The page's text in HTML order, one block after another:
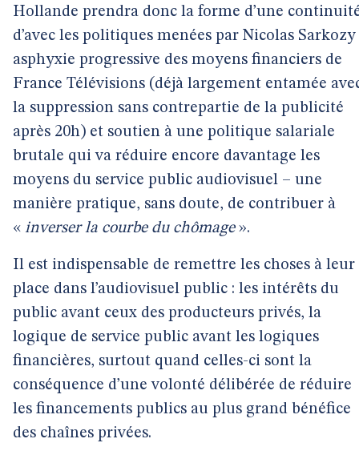
Hollande prendra donc la forme d’une
d’avec les politiques menées par Nicolas Sarkozy
asphyxie progressive des moyens financiers de
France Télévisions (déjà largement entamée
la suppression sans contrepartie de la publicité
après 20h) et soutien à une politique salariale
brutale qui va réduire encore davantage les
moyens du service public audiovisuel – une
manière pratique, sans doute, de contribuer à
« inverser la courbe du chômage».
Il est indispensable de remettre les choses à leur
place dans l’audiovisuel public : les intérêts du
public avant ceux des producteurs privés, la
logique de service public avant les logiques
financières, surtout quand celles-ci sont la
conséquence d’une volonté délibérée de réduire
les financements publics au plus grand bénéfice
des chaînes privées.